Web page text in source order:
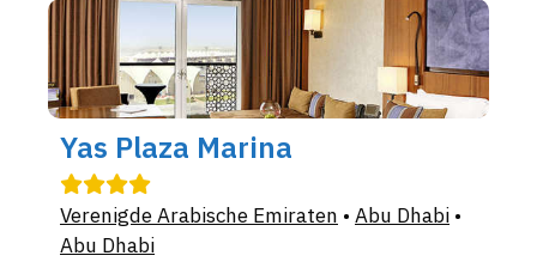
Yas Plaza Marina
Verenigde Arabische Emiraten • Abu Dhabi •
Abu Dhabi